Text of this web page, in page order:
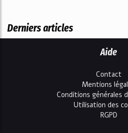
Derniers articles
Aide
Contact
Mentions
Conditions générales
Utilisation des
RGPD